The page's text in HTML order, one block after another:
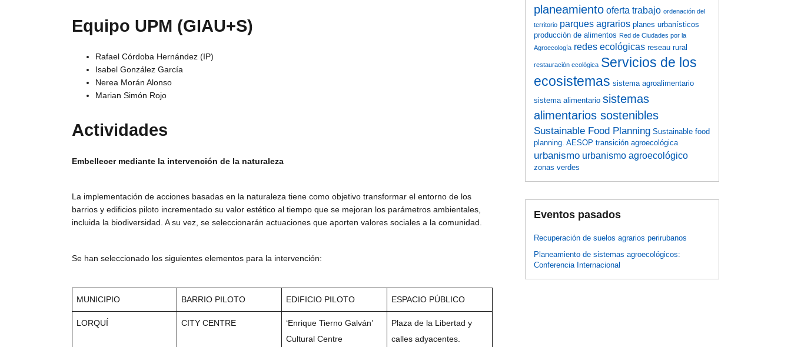
Equipo UPM (GIAU+S)
Rafael Córdoba Hernández (IP)
Isabel González García
Nerea Morán Alonso
Marian Simón Rojo
Actividades
Embellecer mediante la intervención de la naturaleza
La implementación de acciones basadas en la naturaleza tiene como objetivo transformar el entorno de los
barrios y edificios piloto incrementado su valor estético al tiempo que se mejoran los parámetros ambientales,
incluida la biodiversidad. A su vez, se seleccionarán actuaciones que aporten valores sociales a la comunidad.
Se han seleccionado los siguientes elementos para la intervención:
MUNICIPIO BARRIO PILOTO EDIFICIO PILOTO ESPACIO PÚBLICO
LORQUÍ CITY CENTRE
‘Enrique Tierno Galván’
Cultural Centre
Plaza de la Libertad y
calles adyacentes.
planeamiento oferta trabajo ordenación del
territorio parques agrarios planes urbanísticos
producción de alimentos Red de Ciudades por la
Agroecología redes ecológicas reseau rural
restauración ecológica Servicios de los
ecosistemas sistema agroalimentario
sistema alimentario sistemas
alimentarios sostenibles
Sustainable Food Planning Sustainable food
planning. AESOP transición agroecológica
urbanismo urbanismo agroecológico
zonas verdes
Eventos pasados
Recuperación de suelos agrarios perirubanos
Planeamiento de sistemas agroecológicos:
Conferencia Internacional